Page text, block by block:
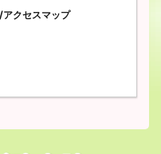
クセスマップ